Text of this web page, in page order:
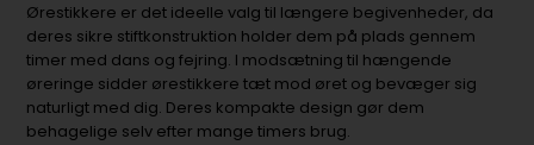
Ørestikkere er det ideelle valg til længere begivenheder, da
deres sikre stiftkonstruktion holder dem på plads gennem
timer med dans og fejring. I modsætning til hængende
øreringe sidder ørestikkere tæt mod øret og bevæger sig
naturligt med dig. Deres kompakte design gør dem
behagelige selv efter mange timers brug.